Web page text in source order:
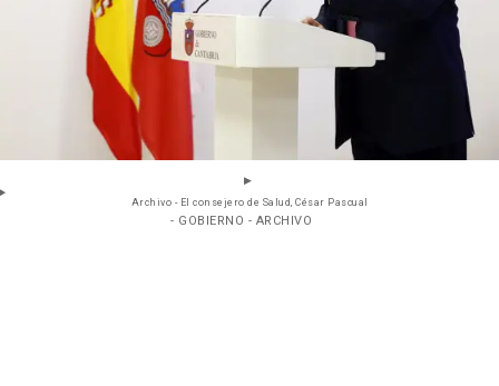
Archivo - El consejero de Salud, César Pascual
- GOBIERNO - ARCHIVO